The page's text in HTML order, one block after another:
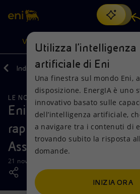
Cerca
scopri EnergIA, la nostra nuova
artificiale.
VISIONE
Visione
Mission e valori
Persone e Partnership
Net Zero
Azioni
Diversificazione energetica
Tecnologie per la transizione
Collaborazioni per l'innovazione
Prodotti
Casa
Imprese
Mobilità
Indietro Media News
LE NOSTRE ATTIVITÀ
Eni gas e luce incontra
rappresentanti
Associazioni dei
21 novembre 2018 - 13:35 CET
Utilizza l'intelligenza
artificiale di Eni
Una finestra sul mondo Eni,
disposizione. EnergIA è uno
innovativo basato sulle
dell’intelligenza artificiale,
a navigare tra i contenuti di
trovando subito la risposta
domande.
INIZIA ORA